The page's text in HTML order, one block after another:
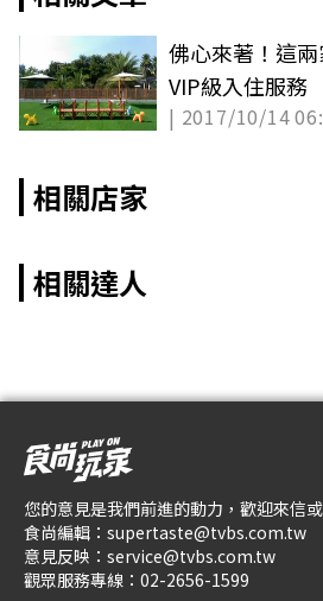
佛心來著！這
VIP級入住服務
| 2017/10/14
相關店家
相關達人
您的意見是我們前進的動力，歡迎來信
食尚編輯： supertaste@tvbs.com.tw
意見反映： service@tvbs.com.tw
觀眾服務專線： 02-2656-1599